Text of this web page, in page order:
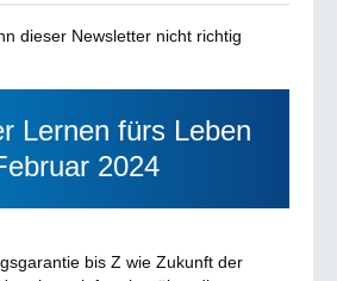
dieser Newsletter nicht richtig
Lernen fürs Leben
2024
bis Z wie Zukunft der